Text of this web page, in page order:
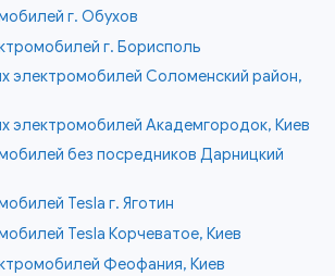
г. Обухов
г. Борисполь
электромобилей Соломенский район,
электромобилей Академгородок, Киев
без посредников Дарницкий
Tesla г. Яготин
Tesla Корчеватое, Киев
Феофания, Киев